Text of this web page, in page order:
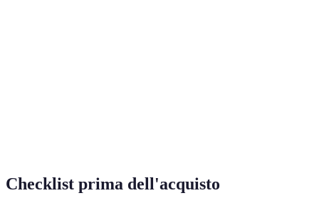
Checklist prima dell'acquisto